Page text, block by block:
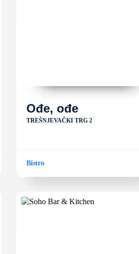
Ođe, ođe
TREŠNJEVAČKI TRG 2
Bistro